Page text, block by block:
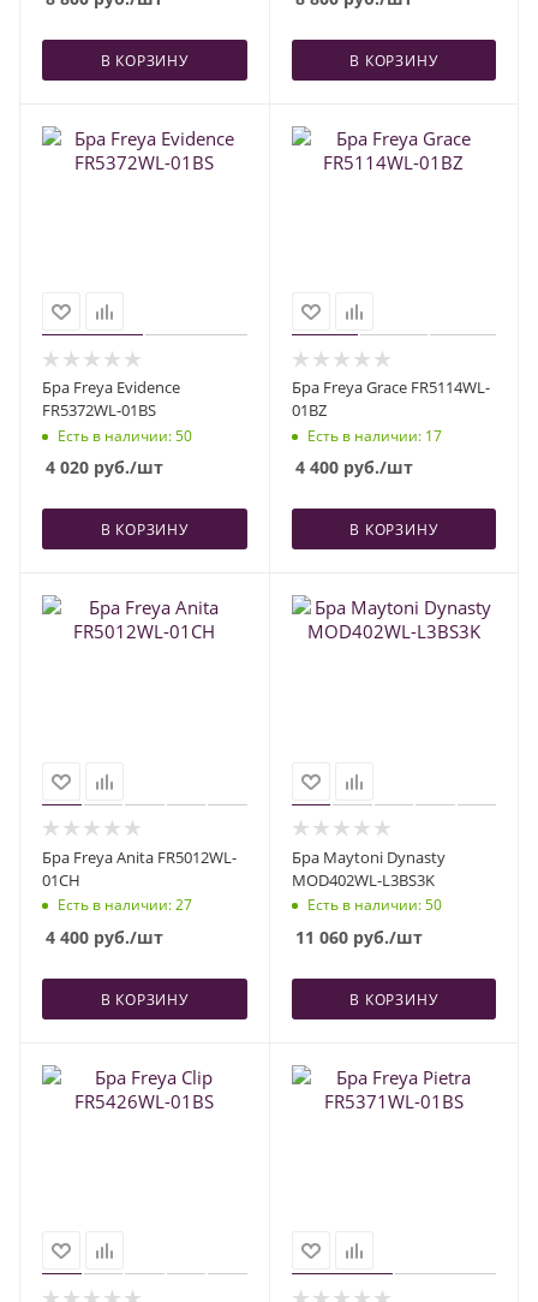
В КОРЗИНУ В КОРЗИНУ
Бра Freya Evidence
FR5372WL-01BS
Есть в наличии: 50
4 020 руб./шт
В КОРЗИНУ
Бра Freya Grace FR5114WL-
01BZ
Есть в наличии: 17
4 400руб./шт
В КОРЗИНУ
Бра Freya Anita FR5012WL-
01CH
Есть в наличии: 27
4 400 руб./шт
В КОРЗИНУ
Бра Maytoni Dynasty
MOD402WL-L3BS3K
Есть в наличии: 50
11 060руб./шт
В КОРЗИНУ